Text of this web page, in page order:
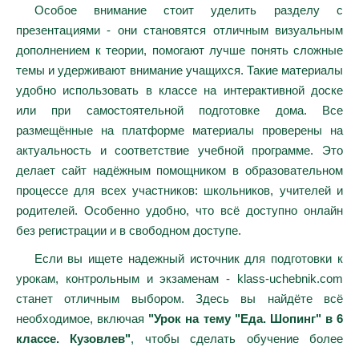
Особое внимание стоит уделить разделу с
презентациями - они становятся отличным визуальным
дополнением к теории, помогают лучше понять сложные
темы и удерживают внимание учащихся. Такие материалы
удобно использовать в классе на интерактивной доске
или при самостоятельной подготовке дома. Все
размещённые на платформе материалы проверены на
актуальность и соответствие учебной программе. Это
делает сайт надёжным помощником в образовательном
процессе для всех участников: школьников, учителей и
родителей. Особенно удобно, что всё доступно онлайн
без регистрации и в свободном доступе.
Если вы ищете надежный источник для подготовки к
урокам, контрольным и экзаменам - klass-uchebnik.com
станет отличным выбором. Здесь вы найдёте всё
необходимое, включая "Урок на тему "Еда. Шопинг" в 6
классе. Кузовлев", чтобы сделать обучение более